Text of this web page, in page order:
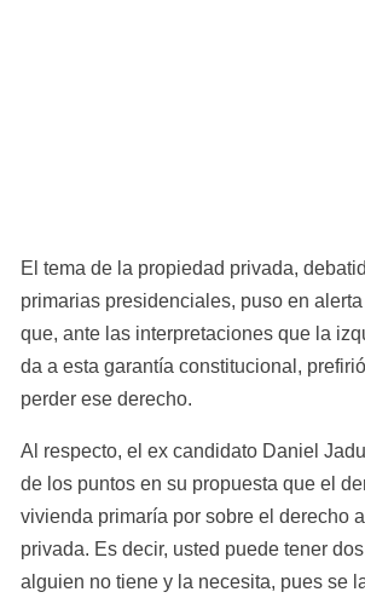
El tema de la propiedad privada,
primarias presidenciales, puso en
que, ante las interpretaciones que la
da a esta garantía constitucional,
perder ese derecho.
Al respecto, el ex candidato Daniel
de los puntos en su propuesta que el
vivienda primaría por sobre el derecho
privada. Es decir, usted puede tener
alguien no tiene y la necesita, pues se